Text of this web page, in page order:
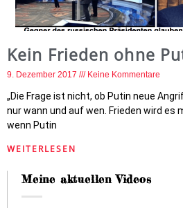
Kein Frieden ohne
9. Dezember 2017 Keine Kommentare
„Die Frage ist nicht, ob Putin neue
nur wann und auf wen. Frieden wird es
wenn Putin
WEITERLESEN
Meine aktuellen Videos